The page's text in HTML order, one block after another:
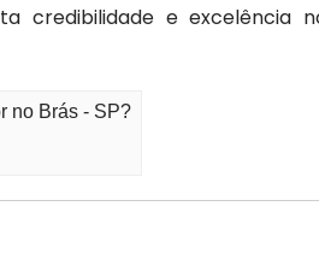
credibilidade e excelência
no Brás - SP?